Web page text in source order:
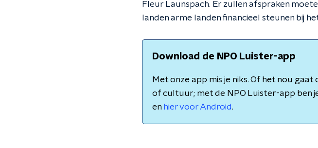
Fleur Launspach. Er zullen afspraken
landen arme landen financieel steunen bij
Download de NPO Luister-app
Met onze app mis je niks. Of het nou
of cultuur; met de NPO Luister-app ben
en hier voor Android.